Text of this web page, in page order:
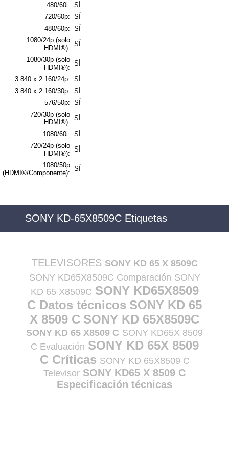
480/60i: SÍ
720/60p: SÍ
480/60p: SÍ
1080/24p (solo
HDMI®):
SÍ
1080/30p (solo
HDMI®):
SÍ
3.840 x 2.160/24p: SÍ
3.840 x 2.160/30p: SÍ
576/50p: SÍ
720/30p (solo
HDMI®):
SÍ
1080/60i: SÍ
720/24p (solo
HDMI®):
SÍ
1080/50p
(HDMI®/Componente):
SÍ
SONY KD-65X8509C Etiquetas
TELEVISORES SONY KD 65 X 8509C
SONY KD65X8509C Comparación SONY
KD 65 X8509C SONY KD65X8509
C Datos técnicos SONY KD 65
X 8509 C SONY KD 65X8509C
SONY KD 65 X8509 C SONY KD65X 8509
C Evaluación SONY KD 65X 8509
C Críticas SONY KD 65X8509 C
Televisor SONY KD65 X 8509 C
Especificación técnicas